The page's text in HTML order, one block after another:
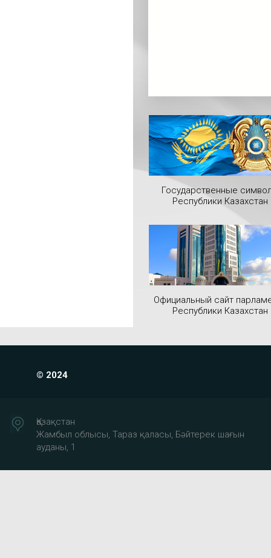
Государственные
Республики Казахстан
Официальный сайт
Республики Казахстан
© 2024
Қазақстан
Жамбыл облысы, Тараз қаласы, Бәйтерек шағын
ауданы, 1